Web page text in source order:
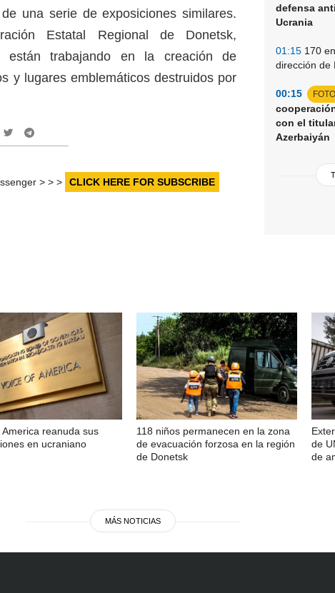
defensa
Ucrania
01:15 170
dirección de
00:15 FOTO
con el
Azerbaiyán
una serie de exposiciones similares.
Estatal Regional de Donetsk,
están trabajando en la creación de
y lugares emblemáticos destruidos por
> > > CLICK HERE FOR SUBSCRIBE
America reanuda sus
en ucraniano
118 niños permanecen en la zona
de evacuación forzosa en la región
de Donetsk
de
de
MÁS NOTICIAS